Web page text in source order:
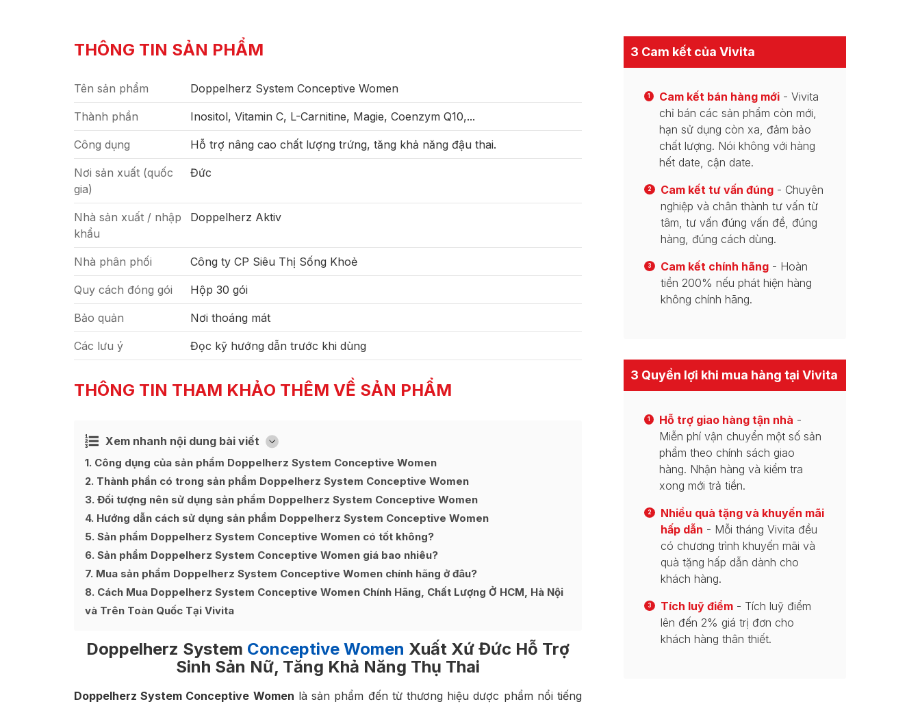
THÔNG TIN SẢN PHẨM
Tên sản phẩm Doppelherz System Conceptive Women
Thành phần Inositol, Vitamin C, L-Carnitine, Magie, Coenzym Q10,...
Công dụng Hỗ trợ nâng cao chất lượng trứng, tăng khả năng đậu thai.
Nơi sản xuất (quốc
gia)
Đức
Nhà sản xuất / nhập
khẩu
Doppelherz Aktiv
Nhà phân phối Công ty CP Siêu Thị Sống Khoẻ
Quy cách đóng gói Hộp 30 gói
Bảo quản Nơi thoáng mát
Các lưu ý Đọc kỹ hướng dẫn trước khi dùng
THÔNG TIN THAM KHẢO THÊM VỀ SẢN PHẨM
Xem nhanh nội dung bài viết [
Ẩn
1 Công dụng của sản phẩm Doppelherz System Conceptive Women
2 Thành phần có trong sản phẩm Doppelherz System Conceptive Women
3 Đối tượng nên sử dụng sản phẩm Doppelherz System Conceptive Women
4 Hướng dẫn cách sử dụng sản phẩm Doppelherz System Conceptive Women
5 Sản phẩm Doppelherz System Conceptive Women có tốt không?
6 Sản phẩm Doppelherz System Conceptive Women giá bao nhiêu?
7 Mua sản phẩm Doppelherz System Conceptive Women chính hãng ở đâu?
8 Cách Mua Doppelherz System Conceptive Women Chính Hãng, Chất Lượng Ở HCM, Hà Nội
và Trên Toàn Quốc Tại Vivita
Doppelherz System Conceptive Women Xuất Xứ Đức Hỗ Trợ
Sinh Sản Nữ, Tăng Khả Năng Thụ Thai
Doppelherz System Conceptive Women là sản phẩm đến từ thương hiệu dược phẩm nổi tiếng
3 Cam kết của Vivita
1 Cam kết bán hàng mới - Vivita
chỉ bán các sản phẩm còn mới,
hạn sử dụng còn xa, đảm bảo
chất lượng. Nói không với hàng
hết date, cận date.
2 Cam kết tư vấn đúng - Chuyên
nghiệp và chân thành tư vấn từ
tâm, tư vấn đúng vấn đề, đúng
hàng, đúng cách dùng.
3 Cam kết chính hãng - Hoàn
tiền 200% nếu phát hiện hàng
không chính hãng.
3 Quyền lợi khi mua hàng tại Vivita
1 Hỗ trợ giao hàng tận nhà -
Miễn phí vận chuyển một số sản
phẩm theo chính sách giao
hàng. Nhận hàng và kiểm tra
xong mới trả tiền.
2
Nhiều quà tặng và khuyến mãi
hấp dẫn - Mỗi tháng Vivita đều
có chương trình khuyến mãi và
quà tặng hấp dẫn dành cho
khách hàng.
3 Tích luỹ điểm - Tích luỹ điểm
lên đến 2% giá trị đơn cho
khách hàng thân thiết.